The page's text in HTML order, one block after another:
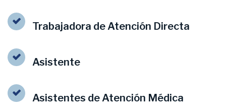
Trabajadora de Atención Directa
Asistente
Asistentes de Atención Médica